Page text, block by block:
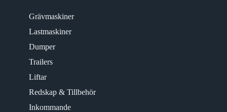
Grävmaskiner
Lastmaskiner
Dumper
Trailers
Liftar
Redskap & Tillbehör
Inkommande